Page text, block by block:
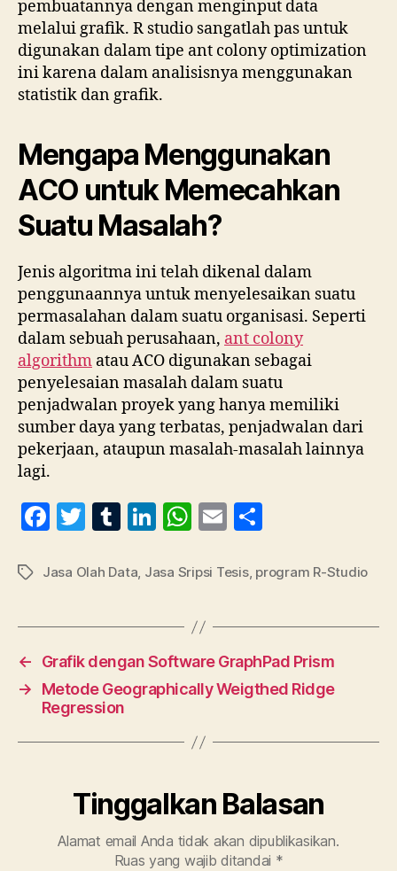
pembuatannya dengan menginput data
melalui grafik. R studio sangatlah pas untuk
digunakan dalam tipe ant colony optimization
ini karena dalam analisisnya menggunakan
statistik dan grafik.
Mengapa Menggunakan
ACO untuk Memecahkan
Suatu Masalah?
Jenis algoritma ini telah dikenal dalam
penggunaannya untuk menyelesaikan suatu
permasalahan dalam suatu organisasi. Seperti
dalam sebuah perusahaan, ant colony
algorithm atau ACO digunakan sebagai
penyelesaian masalah dalam suatu
penjadwalan proyek yang hanya memiliki
sumber daya yang terbatas, penjadwalan dari
pekerjaan, ataupun masalah-masalah lainnya
lagi.
F
c
b
o
o
k
T
itt
T
m
r
Li
k
dI
n
W
at
A
p
p
E
ai a
Tag Jasa Olah Data, Jasa Sripsi Tesis, program R-Studio
←
Grafik dengan Software GraphPad Prism
→
Metode Geographically Weigthed Ridge
Regression
Tinggalkan Balasan
Alamat email Anda tidak akan dipublikasikan.
Ruas yang wajib ditandai *